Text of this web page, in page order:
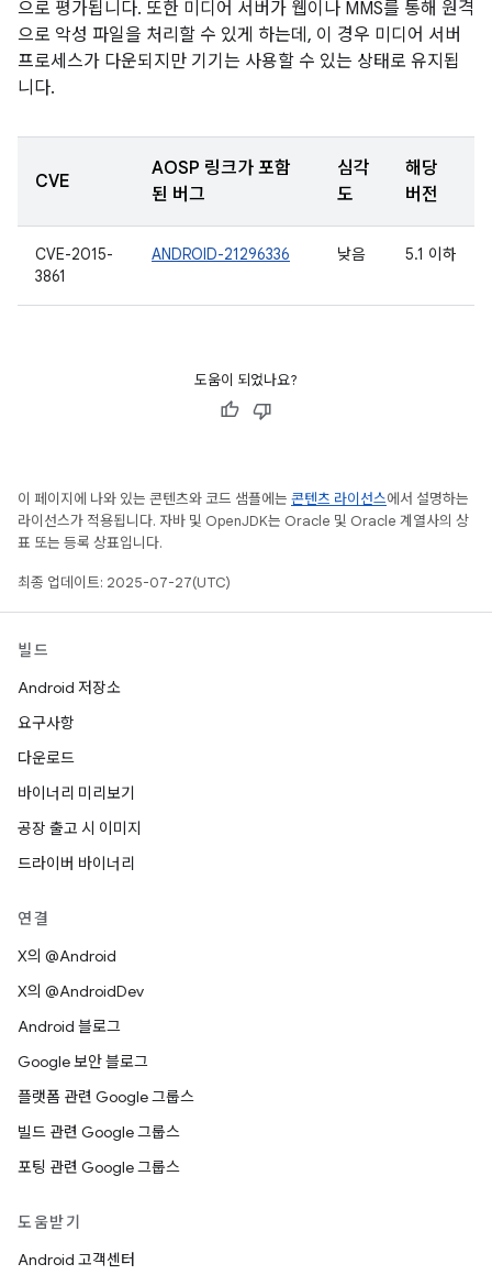
으로 평가됩니다. 또한 미디어 서버가 웹이나 MMS를 통해 원격
으로 악성 파일을 처리할 수 있게 하는데, 이 경우 미디어 서버
프로세스가 다운되지만 기기는 사용할 수 있는 상태로 유지됩
니다.
CVE
AOSP 링크가 포함
된 버그
심각
도
해당
버전
CVE-2015-
3861
ANDROID-21296336 낮음 5.1 이하
도움이 되었나요?
이 페이지에 나와 있는 콘텐츠와 코드 샘플에는 콘텐츠 라이선스에서 설명하는
라이선스가 적용됩니다. 자바 및 OpenJDK는 Oracle 및 Oracle 계열사의 상
표 또는 등록 상표입니다.
최종 업데이트: 2025-07-27(UTC)
빌드
Android 저장소
요구사항
다운로드
바이너리 미리보기
공장 출고 시 이미지
드라이버 바이너리
연결
X의 @Android
X의 @AndroidDev
Android 블로그
Google 보안 블로그
플랫폼 관련 Google 그룹스
빌드 관련 Google 그룹스
포팅 관련 Google 그룹스
도움받기
Android 고객센터